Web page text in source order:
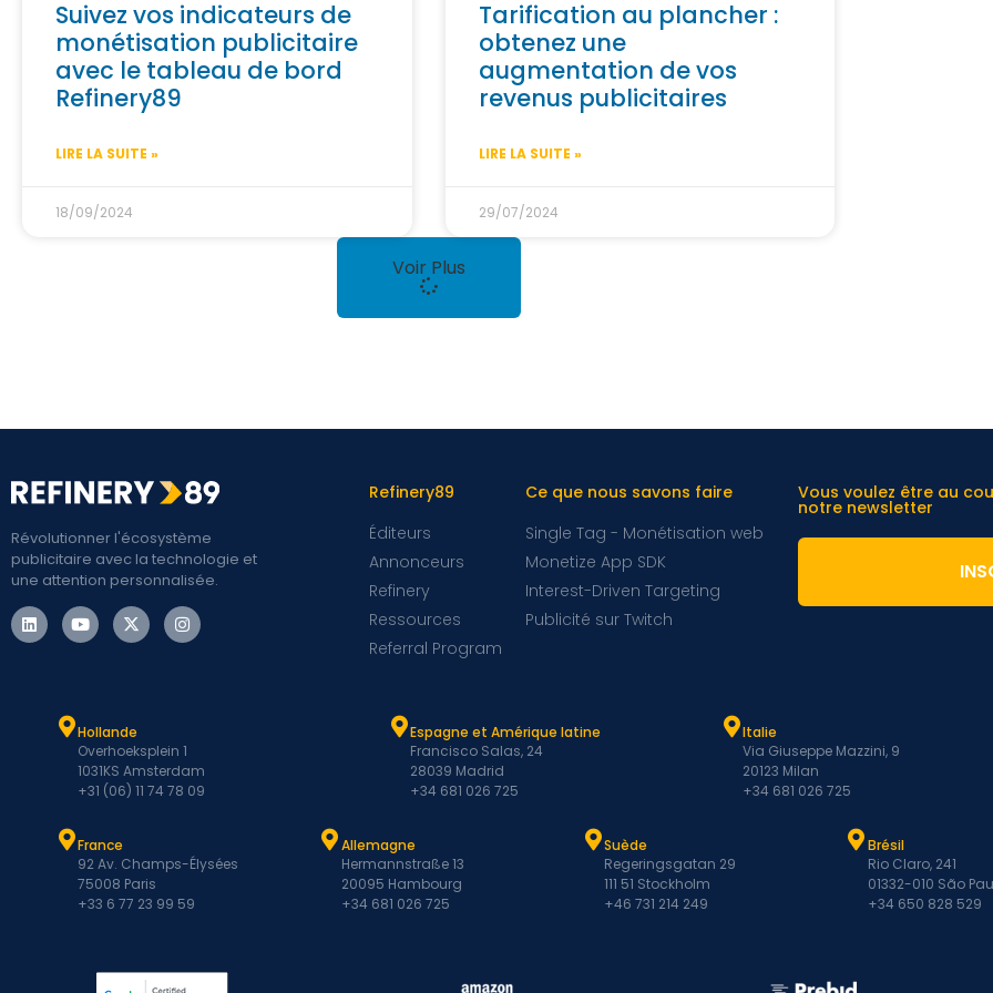
Suivez vos indicateurs de
monétisation publicitaire
avec le tableau de bord
Refinery89
LIRE LA SUITE »
18/09/2024
Tarification au plancher :
obtenez une
augmentation de vos
revenus publicitaires
LIRE LA SUITE »
29/07/2024
Voir Plus
Révolutionner l'écosystème
publicitaire avec la technologie et
une attention personnalisée.
Refinery89
Éditeurs
Annonceurs
Refinery
Ressources
Referral Program
Ce que nous savons faire
Single Tag - Monétisation web
Monetize App SDK
Interest-Driven Targeting
Publicité sur Twitch
Vous voulez être au
notre newsletter
Hollande
Overhoeksplein 1
1031KS Amsterdam
+31 (06) 11 74 78 09
Espagne et Amérique latine
Francisco Salas, 24
28039 Madrid
+34 681 026 725
Italie
Via Giuseppe Mazzini, 9
20123 Milan
+34 681 026 725
France
92 Av. Champs-Élysées
75008 Paris
+33 6 77 23 99 59
Allemagne
Hermannstraße 13
20095 Hambourg
+34 681 026 725
Suède
Regeringsgatan 29
111 51 Stockholm
+46 731 214 249
Brésil
Rio Claro, 241
01332-010 São
+34 650 828 529